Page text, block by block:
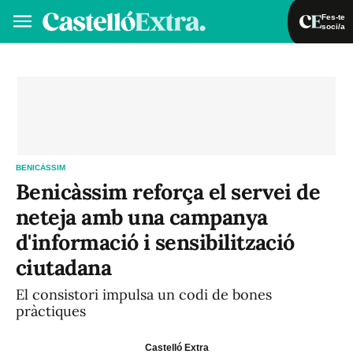
Fes-te
soci/a
BENICÀSSIM
Benicàssim reforça el servei de
neteja amb una campanya
d'informació i sensibilització
ciutadana
El consistori impulsa un codi de bones
pràctiques
Castelló Extra